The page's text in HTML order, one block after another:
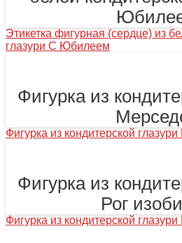
Этикетка фигурная (сердце) из
глазури С Юбилеем
Фигурка из
Фигурка из кондитерской
Фигурка из
Рог
Фигурка из кондитерской